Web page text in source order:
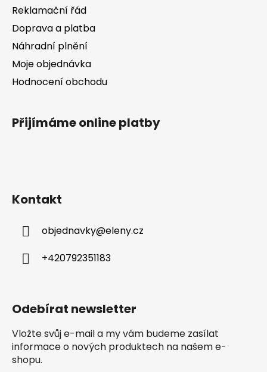
Reklamační řád
Doprava a platba
Náhradní plnění
Moje objednávka
Hodnocení obchodu
Přijímáme online platby
Kontakt
objednavky@eleny.cz
+420792351183
Odebírat newsletter
Vložte svůj e-mail a my vám budeme zasílat
informace o nových produktech na našem e-
shopu.